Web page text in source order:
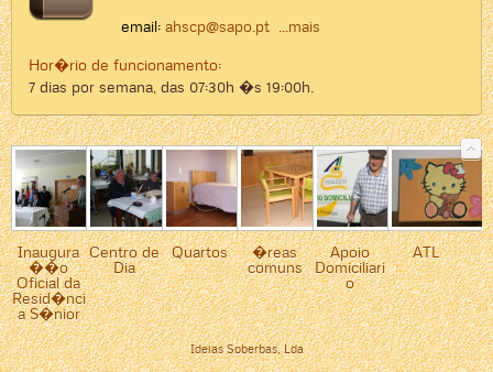
email: ahscp@sapo.pt ...mais
Hor�rio de funcionamento:
7 dias por semana, das 07:30h �s 19:00h.
Inaugura
��o
Oficial da
Resid�nci
a S�nior
Centro de
Dia
Quartos �reas
comuns
Apoio
Domiciliari
o
ATL
Ideias Soberbas, Lda